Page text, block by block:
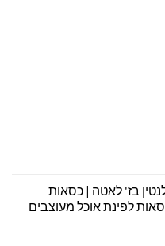
בז' לאטה | כסאות
לפינת אוכל מעוצבים